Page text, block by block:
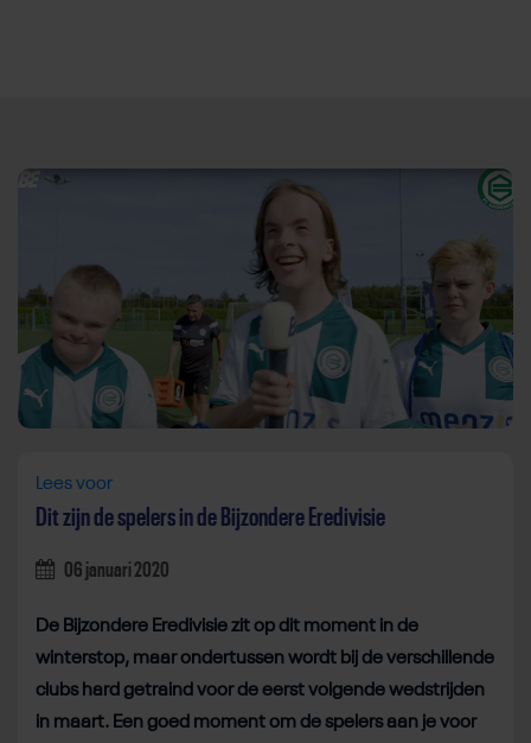
Direct door naar content
Lees voor
Dit zijn de spelers in de Bijzondere Eredivisie
06 januari 2020
De Bijzondere Eredivisie zit op dit moment in de
winterstop, maar ondertussen wordt bij de verschillende
clubs hard getraind voor de eerst volgende wedstrijden
in maart. Een goed moment om de spelers aan je voor